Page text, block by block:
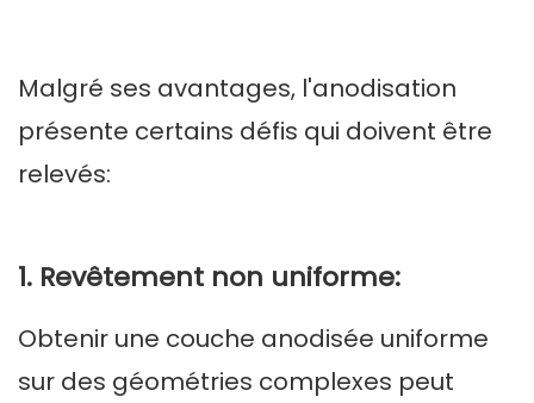
Malgré ses avantages, l'anodisation
présente certains défis qui doivent être
relevés:
1. Revêtement non uniforme:
Obtenir une couche anodisée uniforme
sur des géométries complexes peut